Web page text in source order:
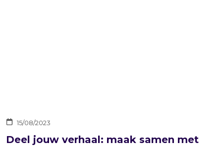
15/08/2023
Deel jouw verhaal: maak samen met